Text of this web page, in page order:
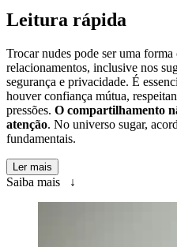
Leitura rápida
Trocar nudes pode ser uma
relacionamentos, inclusive nos
segurança e privacidade. É
houver confiança mútua,
pressões. O compartilhamento
atenção. No universo sugar,
fundamentais.
Ler mais
Saiba mais ↓